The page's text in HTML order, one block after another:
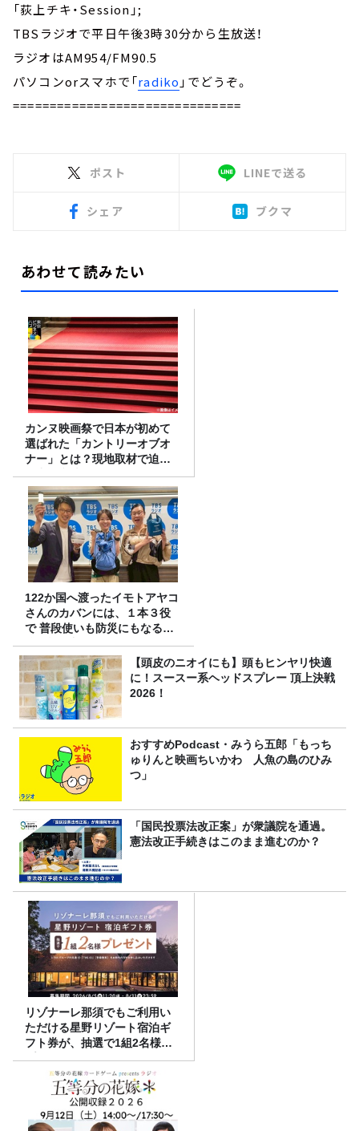
「荻上チキ・Session」;
TBSラジオで平日午後3時30分から生放送！
ラジオはAM954/FM90.5
パソコンorスマホで「radiko 」でどうぞ。
===============================
ポスト LINEで送る
シェア ブクマ
あわせて読みたい
カンヌ映画祭で日本が初めて
選ばれた「カントリーオブオ
ナー」とは？現地取材で迫る
選出の意味
122か国へ渡ったイモトアヤコ
さんのカバンには、１本３役
で 普段使いも防災にもなる最
強の棒が入っていた！
【頭皮のニオイにも】頭もヒンヤリ快適
に！スースー系ヘッドスプレー 頂上決戦
2026！
おすすめPodcast・みうら五郎「もっち
ゅりんと映画ちいかわ 人魚の島のひみ
つ」
「国民投票法改正案」が衆議院を通過。
憲法改正手続きはこのまま進むのか？
リゾナーレ那須でもご利用い
ただける星野リゾート宿泊ギ
フト券が、抽選で1組2名様に
プレゼント！